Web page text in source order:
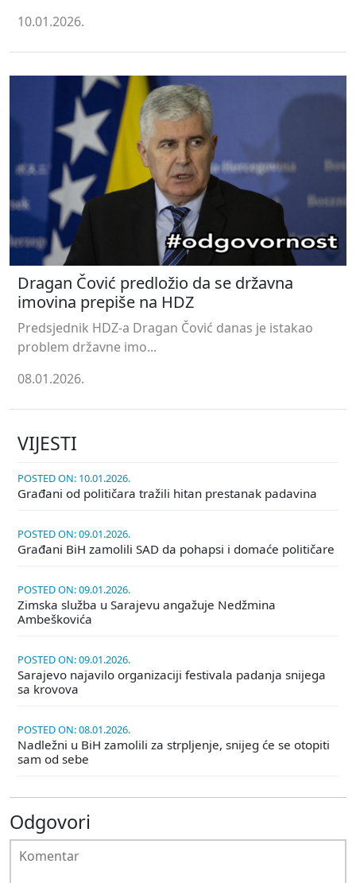
10.01.2026.
Dragan Čović predložio da se državna
imovina prepiše na HDZ
Predsjednik HDZ-a Dragan Čović danas je istakao
problem državne imo...
08.01.2026.
VIJESTI
POSTED ON: 10.01.2026.
Građani od političara tražili hitan prestanak padavina
POSTED ON: 09.01.2026.
Građani BiH zamolili SAD da pohapsi i domaće političare
POSTED ON: 09.01.2026.
Zimska služba u Sarajevu angažuje Nedžmina
Ambeškovića
POSTED ON: 09.01.2026.
Sarajevo najavilo organizaciji festivala padanja snijega
sa krovova
POSTED ON: 08.01.2026.
Nadležni u BiH zamolili za strpljenje, snijeg će se otopiti
sam od sebe
Odgovori